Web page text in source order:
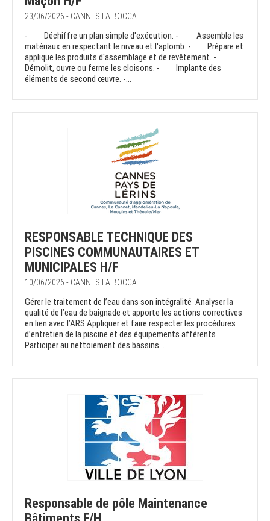
23/06/2026 - CANNES LA BOCCA
- Déchiffre un plan simple d'exécution. - Assemble les
matériaux en respectant le niveau et l'aplomb. - Prépare et
applique les produits d'assemblage et de revêtement. -
Démolit, ouvre ou ferme les cloisons. - Implante des
éléments de second œuvre. -...
RESPONSABLE TECHNIQUE DES
PISCINES COMMUNAUTAIRES ET
MUNICIPALES H/F
10/06/2026 - CANNES LA BOCCA
Gérer le traitement de l’eau dans son intégralité Analyser la
qualité de l’eau de baignade et apporte les actions correctives
en lien avec l’ARS Appliquer et faire respecter les procédures
d’entretien de la piscine et des équipements afférents
Participer au nettoiement des bassins...
Responsable de pôle Maintenance